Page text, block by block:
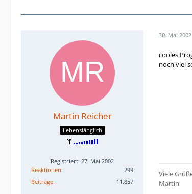
Martin Reicher
Lebenslänglich
Registriert: 27. Mai 2002
Reaktionen
299
Beiträge
11.857
30. Mai 2002
cooles
noch viel
Viele
Martin